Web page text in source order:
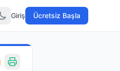
Giriş Ücretsiz Başla